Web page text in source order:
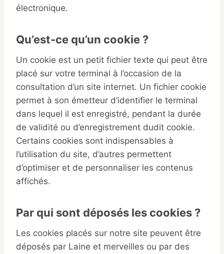
électronique.
Qu’est-ce qu’un cookie ?
Un cookie est un petit fichier texte qui peut être
placé sur votre terminal à l’occasion de la
consultation d’un site internet. Un fichier cookie
permet à son émetteur d’identifier le terminal
dans lequel il est enregistré, pendant la durée
de validité ou d’enregistrement dudit cookie.
Certains cookies sont indispensables à
l’utilisation du site, d’autres permettent
d’optimiser et de personnaliser les contenus
affichés.
Par qui sont déposés les cookies ?
Les cookies placés sur notre site peuvent être
déposés par Laine et merveilles ou par des